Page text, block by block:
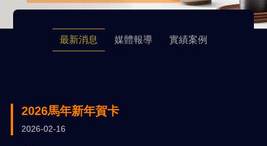
最新消息 媒體報導 實績案例
2026馬年新年賀卡
2026-02-16